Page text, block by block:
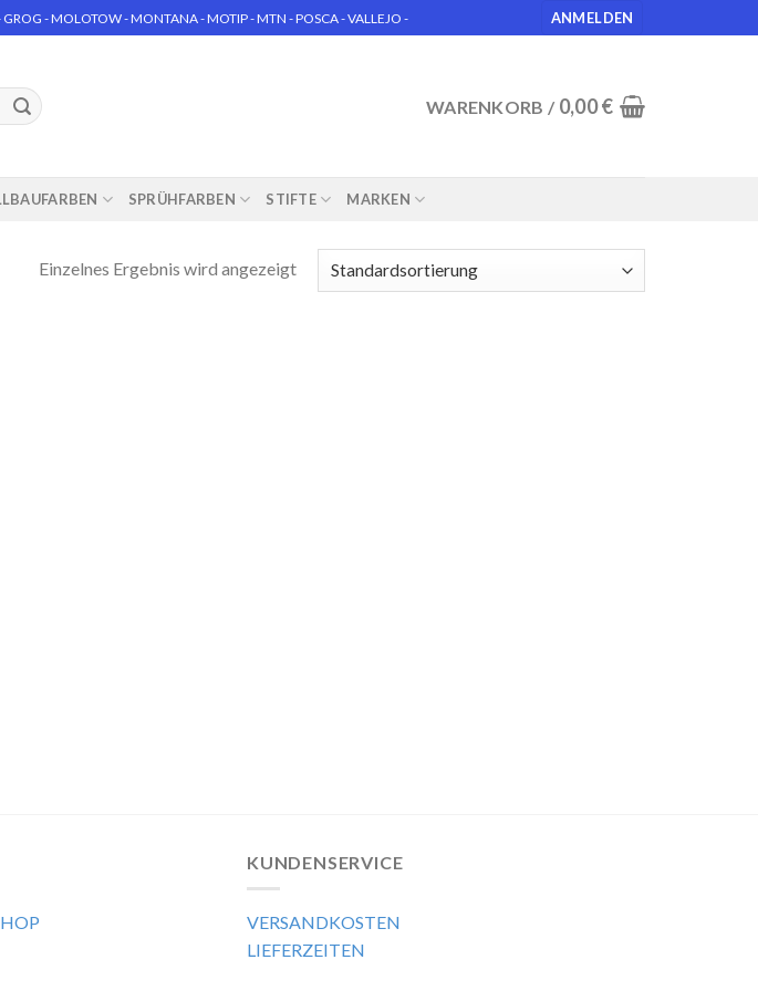
- MOLOTOW - MONTANA - MOTIP - MTN - POSCA - VALLEJO - ANMELDEN
WARENKORB / 0,00€
SPRÜHFARBEN STIFTE MARKEN
Einzelnes Ergebnis wird angezeigt
KUNDENSERVICE
VERSANDKOSTEN
LIEFERZEITEN